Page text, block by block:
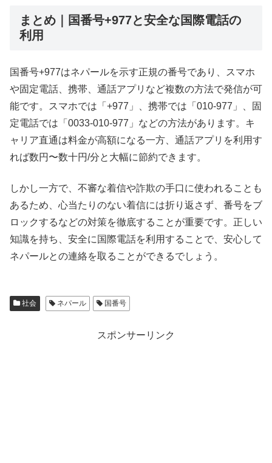
まとめ｜国番号+977と安全な国際電話の
利用
国番号+977はネパールを示す正規の番号であり、スマホ
や固定電話、携帯、通話アプリなど複数の方法で発信が可
能です。スマホでは「+977」、携帯では「010-977」、固
定電話では「0033-010-977」などの方法があります。キ
ャリア直通は料金が高額になる一方、通話アプリを利用す
れば数円〜数十円/分と大幅に節約できます。
しかし一方で、不審な着信や詐欺の手口に使われることも
あるため、心当たりのない着信には折り返さず、番号をブ
ロックするなどの対策を徹底することが重要です。正しい
知識を持ち、安全に国際電話を利用することで、安心して
ネパールとの連絡を取ることができるでしょう。
社会 ネパール 国番号
スポンサーリンク